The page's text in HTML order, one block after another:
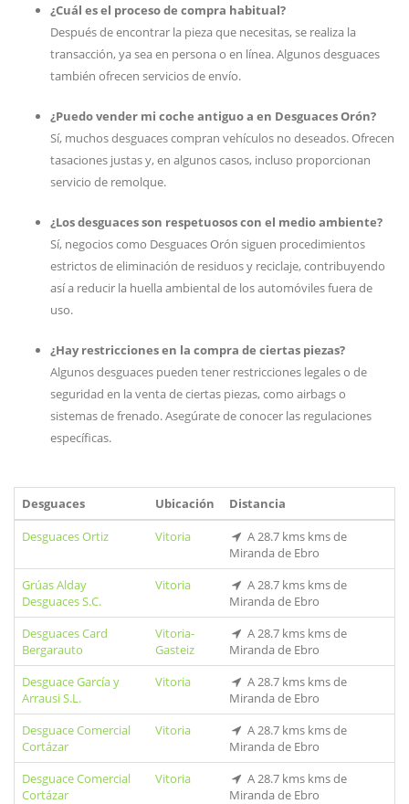
¿Cuál es el proceso de compra habitual?
Después de encontrar la pieza que necesitas, se realiza la
transacción, ya sea en persona o en línea. Algunos desguaces
también ofrecen servicios de envío.
¿Puedo vender mi coche antiguo a en Desguaces Orón?
Sí, muchos desguaces compran vehículos no deseados. Ofrecen
tasaciones justas y, en algunos casos, incluso proporcionan
servicio de remolque.
¿Los desguaces son respetuosos con el medio ambiente?
Sí, negocios como Desguaces Orón siguen procedimientos
estrictos de eliminación de residuos y reciclaje, contribuyendo
así a reducir la huella ambiental de los automóviles fuera de
uso.
¿Hay restricciones en la compra de ciertas piezas?
Algunos desguaces pueden tener restricciones legales o de
seguridad en la venta de ciertas piezas, como airbags o
sistemas de frenado. Asegúrate de conocer las regulaciones
específicas.
Desguaces Ubicación
Distancia
Desguaces Ortiz
Vitoria
A 28.7 kms kms de
Miranda de Ebro
Grúas Alday
Desguaces S.C.
Vitoria
A 28.7 kms kms de
Miranda de Ebro
Desguaces Card
Bergarauto
Vitoria-
Gasteiz
A 28.7 kms kms de
Miranda de Ebro
Desguace García y
Arrausi S.L.
Vitoria
A 28.7 kms kms de
Miranda de Ebro
Desguace Comercial
Cortázar
Vitoria
A 28.7 kms kms de
Miranda de Ebro
Desguace Comercial
Cortázar
Vitoria
A 28.7 kms kms de
Miranda de Ebro